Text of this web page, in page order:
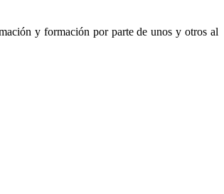
y formación por parte de unos y otros al